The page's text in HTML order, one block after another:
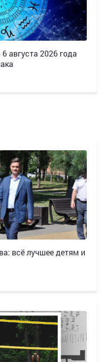
августа 2026 года
всё лучшее детям и